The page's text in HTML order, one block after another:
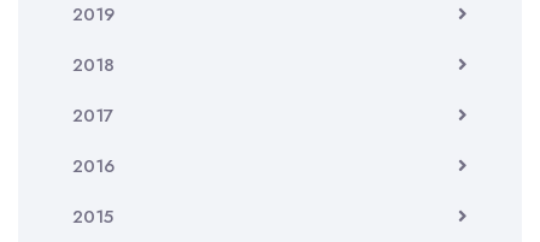
2019
2018
2017
2016
2015